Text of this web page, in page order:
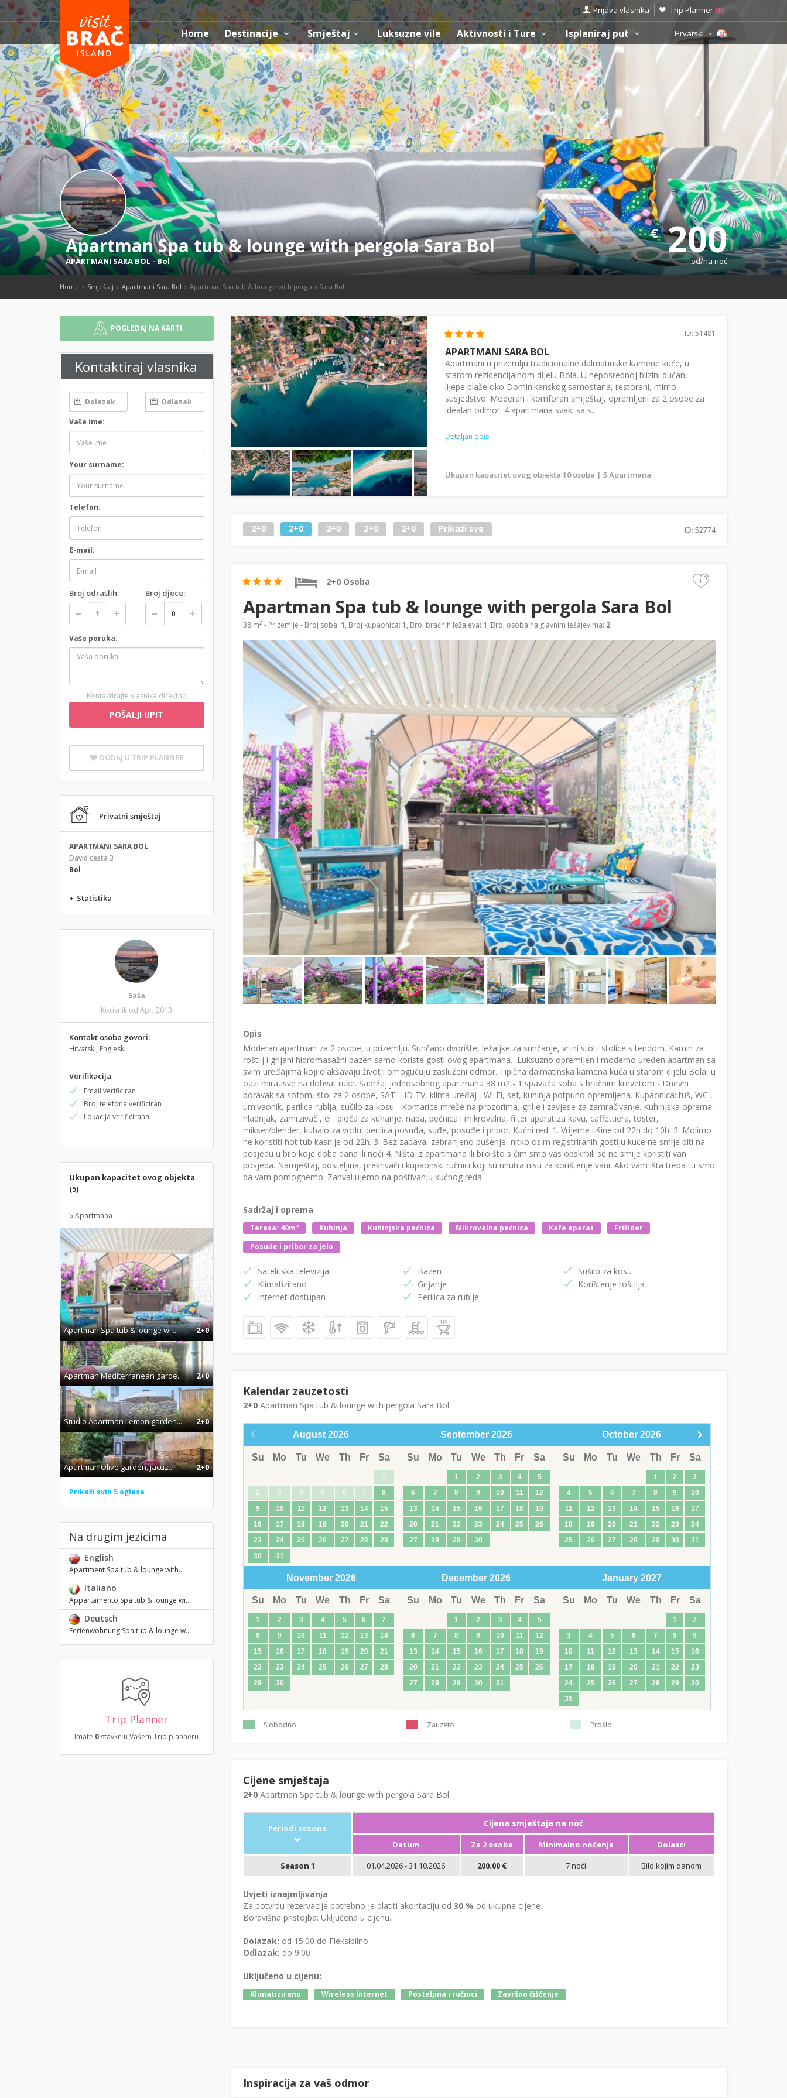
Prijava vlasnika Trip Planner (0)
Home Destinacije Smještaj Luksuzne vile Aktivnosti i Ture Isplaniraj put Hrvatski
Apartman Spa tub & lounge with pergola Sara Bol
APARTMANI SARA BOL -Bol
€200
od/na noć
Home Smještaj Apartmani Sara Bol Apartman Spa tub & lounge with pergola Sara Bol
POGLEDAJ NA KARTI
Kontaktiraj vlasnika
Vaše ime:
Your surname:
Telefon:
E-mail:
Broj odraslih: Broj djece:
Vaša poruka:
Kontaktirajte vlasnika direktno
POŠALJI UPIT
DODAJ U TRIP PLANNER
Privatni smještaj
APARTMANI SARA BOL
David cesta 3
Bol
+ Statistika
Saša
Korisnik od Apr, 2013
Kontakt osoba govori:
Hrvatski, Engleski
Verifikacija
Email verificiran
Broj telefona verificiran
Lokacija verificirana
Ukupan kapacitet ovog objekta
(5)
5 Apartmana
Apartman Spa tub & lounge wi... 2+0
Apartman Mediterranean garde... 2+0
Studio Apartman Lemon garden... 2+0
Apartman Olive garden, jacuz... 2+0
Prikaži svih 5 oglasa
Na drugim jezicima
English
Apartment Spa tub & lounge with...
Italiano
Appartamento Spa tub & lounge wi...
Deutsch
Ferienwohnung Spa tub & lounge w...
Trip Planner
Imate 0 stavke u Vašem Trip planneru
ID: 51481
APARTMANI SARA BOL
Apartmani u prizemlju tradicionalne dalmatinske kamene kuće, u
starom rezidencijalnom dijelu Bola. U neposrednoj blizini dućan,
lijepe plaže oko Dominikanskog samostana, restorani, mirno
susjedstvo. Moderan i komforan smještaj, opremljeni za 2 osobe za
idealan odmor. 4 apartmana svaki sa s...
Detaljan opis
Ukupan kapacitet ovog objekta 10 osoba | 5 Apartmana
2+0 2+0 2+0 2+0 2+0 Prikaži sve ID: 52774
2+0 Osoba +
Apartman Spa tub & lounge with pergola Sara Bol
38 m2 - Prizemlje - Broj soba: 1, Broj kupaonica: 1, Broj bračnih ležajeva: 1, Broj osoba na glavnim ležajevima: 2,
Opis
Moderan apartman za 2 osobe, u prizemlju. Sunčano dvorište, ležaljke za sunčanje, vrtni stol i stolice s tendom. Kamin za
roštilj i grijani hidromasažni bazen samo koriste gosti ovog apartmana. Luksuzno opremljen i moderno uređen apartman sa
svim uređajima koji olakšavaju život i omogućuju zasluženi odmor. Tipična dalmatinska kamena kuća u starom dijelu Bola, u
oazi mira, sve na dohvat ruke. Sadržaj jednosobnog apartmana 38 m2 - 1 spavaća soba s bračnim krevetom - Dnevni
boravak sa sofom, stol za 2 osobe, SAT -HD TV, klima uređaj , Wi-Fi, sef, kuhinja potpuno opremljena. Kupaonica: tuš, WC ,
umivaonik, perilica rublja, sušilo za kosu - Komarice mreže na prozorima, grilje i zavjese za zamračivanje. Kuhinjska oprema:
hladnjak, zamrzivač , el . ploča za kuhanje, napa, pećnica i mikrovalna, filter aparat za kavu, caffettiera, toster,
mikser/blender, kuhalo za vodu, perilica posuđa, suđe, posuđe i pribor. Kućni red: 1. Vrijeme tišine od 22h do 10h. 2. Molimo
ne koristiti hot tub kasnije od 22h. 3. Bez zabava, zabranjeno pušenje, nitko osim registriranih gostiju kuće ne smije biti na
posjedu u bilo koje doba dana ili noći 4. Ništa iz apartmana ili bilo što s čim smo vas opskrbili se ne smije koristiti van
posjeda. Namještaj, posteljina, prekrivači i kupaonski ručnici koji su unutra nisu za korištenje vani. Ako vam išta treba tu smo
da vam pomognemo. Zahvaljujemo na poštivanju kućnog reda.
Sadržaj i oprema
Terasa: 40m2 Kuhinja Kuhinjska pećnica Mikrovalna pećnica Kafe aparat
Frižider
Posuđe i pribor za jelo
Satelitska televizija
Klimatizirano
Internet dostupan
Bazen
Grijanje
Perilica za rublje
Sušilo za kosu
Korištenje roštilja
Kalendar zauzetosti
2+0Apartman Spa tub & lounge with pergola Sara Bol
August 2026
Su Mo Tu We Th Fr Sa
1
2
3 4 5 6 7
8
9
10 11 12 13 14
15
16
17 18 19 20 21
22
23
24 25 26 27 28
29
30
31
September 2026
Su Mo Tu We Th Fr Sa
1 2 3 4
5
6
7 8 9 10 11
12
13
14 15 16 17 18
19
20
21 22 23 24 25
26
27
28 29 30
October 2026
Su Mo Tu We Th Fr Sa
1 2
3
4
5 6 7 8 9
10
11
12 13 14 15 16
17
18
19 20 21 22 23
24
25
26 27 28 29 30 31
November 2026
Su Mo Tu We Th Fr Sa
1 2 3 4 5 6
7
8
9 10 11 12 13
14
15
16 17 18 19 20
21
22
23 24 25 26 27
28
29
30
December 2026
Su Mo Tu We Th Fr Sa
1 2 3 4
5
6
7 8 9 10 11
12
13
14 15 16 17 18
19
20
21 22 23 24 25
26
27
28 29 30 31
January 2027
Su Mo Tu We Th Fr Sa
1
2
3
4 5 6 7 8
9
10
11 12 13 14 15
16
17
18 19 20 21 22
23
24
25 26 27 28 29
30
31
Slobodno Zauzeto Prošlo
Cijene smještaja
2+0Apartman Spa tub & lounge with pergola Sara Bol
Periodi sezone Cijena smještaja na noć
Datum Za 2 osoba Minimalno noćenja
Dolasci
Season 1
01.04.2026 - 31.10.2026 200.00 € 7 noći Bilo kojim danom
Uvjeti iznajmljivanja
Za potvrdu rezervacije potrebno je platiti akontaciju od 30 % od ukupne cijene.
Boravišna pristojba: Uključena u cijenu.
Dolazak: od 15:00 do Fleksibilno
Odlazak: do 9:00
Uključeno u cijenu:
Klimatizirano Wireless Internet Posteljina i ručnici Završno čišćenje
Inspiracija za vaš odmor